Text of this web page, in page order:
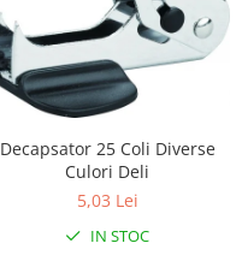
Decapsator 25 Coli Diverse
Culori Deli
5,03 Lei
IN STOC